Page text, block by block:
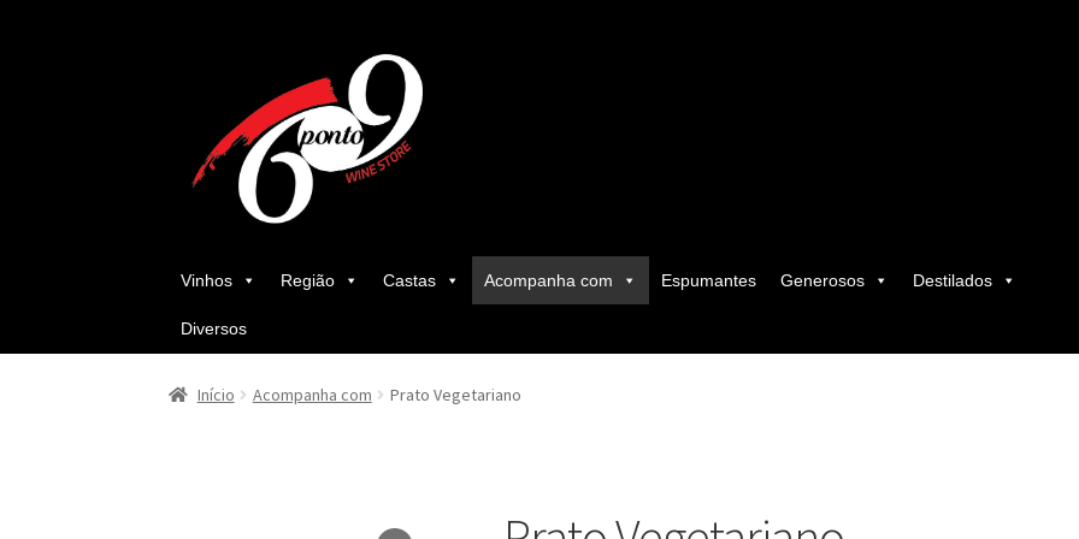
navegação
conteúdo
Vinhos Região Castas Acompanha com Espumantes Generosos Destilados
Diversos
Início Acompanha com Prato Vegetariano